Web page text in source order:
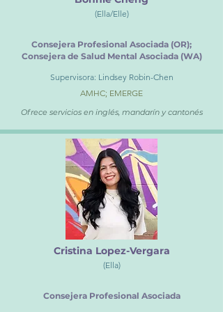
(Ella/Elle)
Consejera Profesional Asociada (OR);
Consejera de Salud Mental Asociada (WA)
Supervisora: Lindsey Robin-Chen
AMHC; EMERGE
Ofrece servicios en inglés, mandarín y cantonés
Cristina Lopez-Vergara
(Ella)
Consejera Profesional Asociada